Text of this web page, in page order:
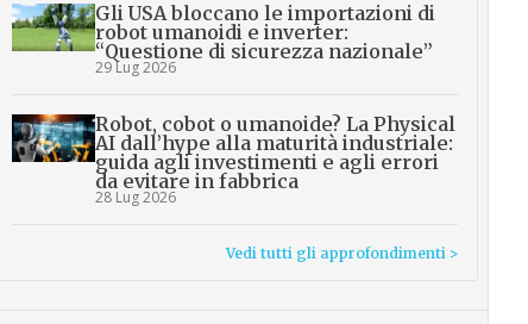
Gli USA bloccano le importazioni di
robot umanoidi e inverter:
“Questione di sicurezza nazionale”
29 Lug 2026
Robot, cobot o umanoide? La Physical
AI dall’hype alla maturità industriale:
guida agli investimenti e agli errori
da evitare in fabbrica
28 Lug 2026
Vedi tutti gli approfondimenti >